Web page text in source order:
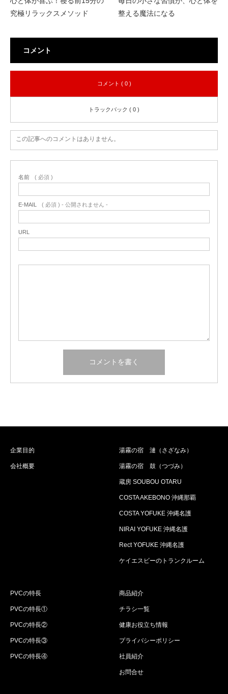
究極リラックスメソッド
整える魔法になる
コメント
コメント ( 0 )
トラックバック ( 0 )
この記事へのコメントはありません。
名前 ( 必須 )
E-MAIL ( 必須 ) - 公開されません -
URL
企業目的
会社概要
湯霧の宿 漣（さざなみ）
湯霧の宿 鼓（つづみ）
蔵房 SOUBOU OTARU
COSTA AKEBONO 沖縄那覇
COSTA YOFUKE 沖縄名護
NIRAI YOFUKE 沖縄名護
Rect YOFUKE 沖縄名護
ケイエスビーのトランクルーム
PVCの特長
PVCの特長①
PVCの特長②
PVCの特長③
PVCの特長④
商品紹介
チラシ一覧
健康お役立ち情報
プライバシーポリシー
社員紹介
お問合せ